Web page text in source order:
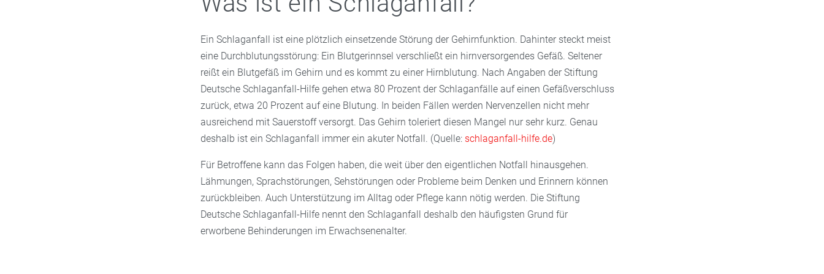
Ein Schlaganfall ist eine plötzlich einsetzende Störung der Gehirnfunktion. Dahinter steckt meist
eine Durchblutungsstörung: Ein Blutgerinnsel verschließt ein hirnversorgendes Gefäß. Seltener
reißt ein Blutgefäß im Gehirn und es kommt zu einer Hirnblutung. Nach Angaben der Stiftung
Deutsche Schlaganfall-Hilfe gehen etwa 80 Prozent der Schlaganfälle auf einen Gefäßverschluss
zurück, etwa 20 Prozent auf eine Blutung. In beiden Fällen werden Nervenzellen nicht mehr
ausreichend mit Sauerstoff versorgt. Das Gehirn toleriert diesen Mangel nur sehr kurz. Genau
deshalb ist ein Schlaganfall immer ein akuter Notfall. (Quelle: schlaganfall-hilfe.de)
Für Betroffene kann das Folgen haben, die weit über den eigentlichen Notfall hinausgehen.
Lähmungen, Sprachstörungen, Sehstörungen oder Probleme beim Denken und Erinnern können
zurückbleiben. Auch Unterstützung im Alltag oder Pflege kann nötig werden. Die Stiftung
Deutsche Schlaganfall-Hilfe nennt den Schlaganfall deshalb den häufigsten Grund für
erworbene Behinderungen im Erwachsenenalter.